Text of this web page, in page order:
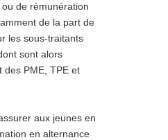
ou de rémunération
de la part de
les sous-traitants
sont alors
des PME, TPE et
aux jeunes en
en alternance